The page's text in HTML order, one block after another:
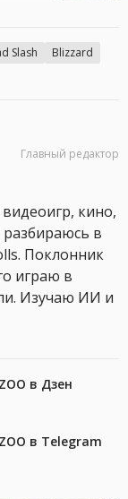
Slash
Blizzard
Главный редактор
кино,
разбираюсь в
Поклонник
играю в
Изучаю ИИ и
в Дзен
в Telegram